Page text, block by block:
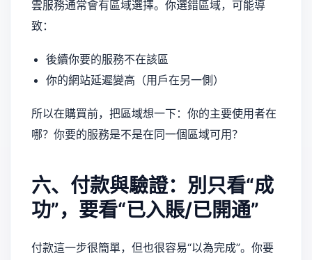
雲服務通常會有區域選擇。你選錯區域，可能導
致：
後續你要的服務不在該區
你的網站延遲變高（用戶在另一側）
所以在購買前，把區域想一下：你的主要使用者在
哪？你要的服務是不是在同一個區域可用？
六、付款與驗證：別只看“成
功”，要看“已入賬/已開通”
付款這一步很簡單，但也很容易“以為完成”。你要